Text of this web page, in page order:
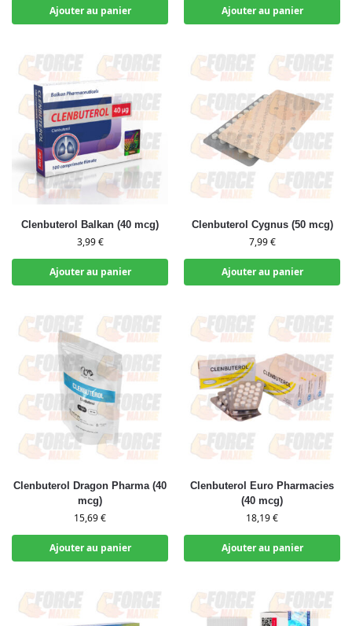
Ajouter au panier Ajouter au panier
Clenbuterol Balkan (40 mcg)
3,99€
Ajouter au panier
Clenbuterol Cygnus (50 mcg)
7,99€
Ajouter au panier
Clenbuterol Dragon Pharma (40
mcg)
15,69€
Ajouter au panier
Clenbuterol Euro Pharmacies
(40 mcg)
18,19€
Ajouter au panier